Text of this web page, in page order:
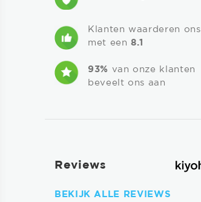
Klanten waarderen ons
met een8.1
93%
van onze klanten
beveelt ons aan
Reviews
BEKIJK ALLE REVIEWS